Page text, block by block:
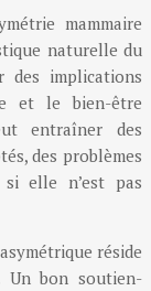
mammaire
naturelle du
des implications
et le bien-être
entraîner des
des problèmes
elle n’est pas
réside
Un bon soutien-